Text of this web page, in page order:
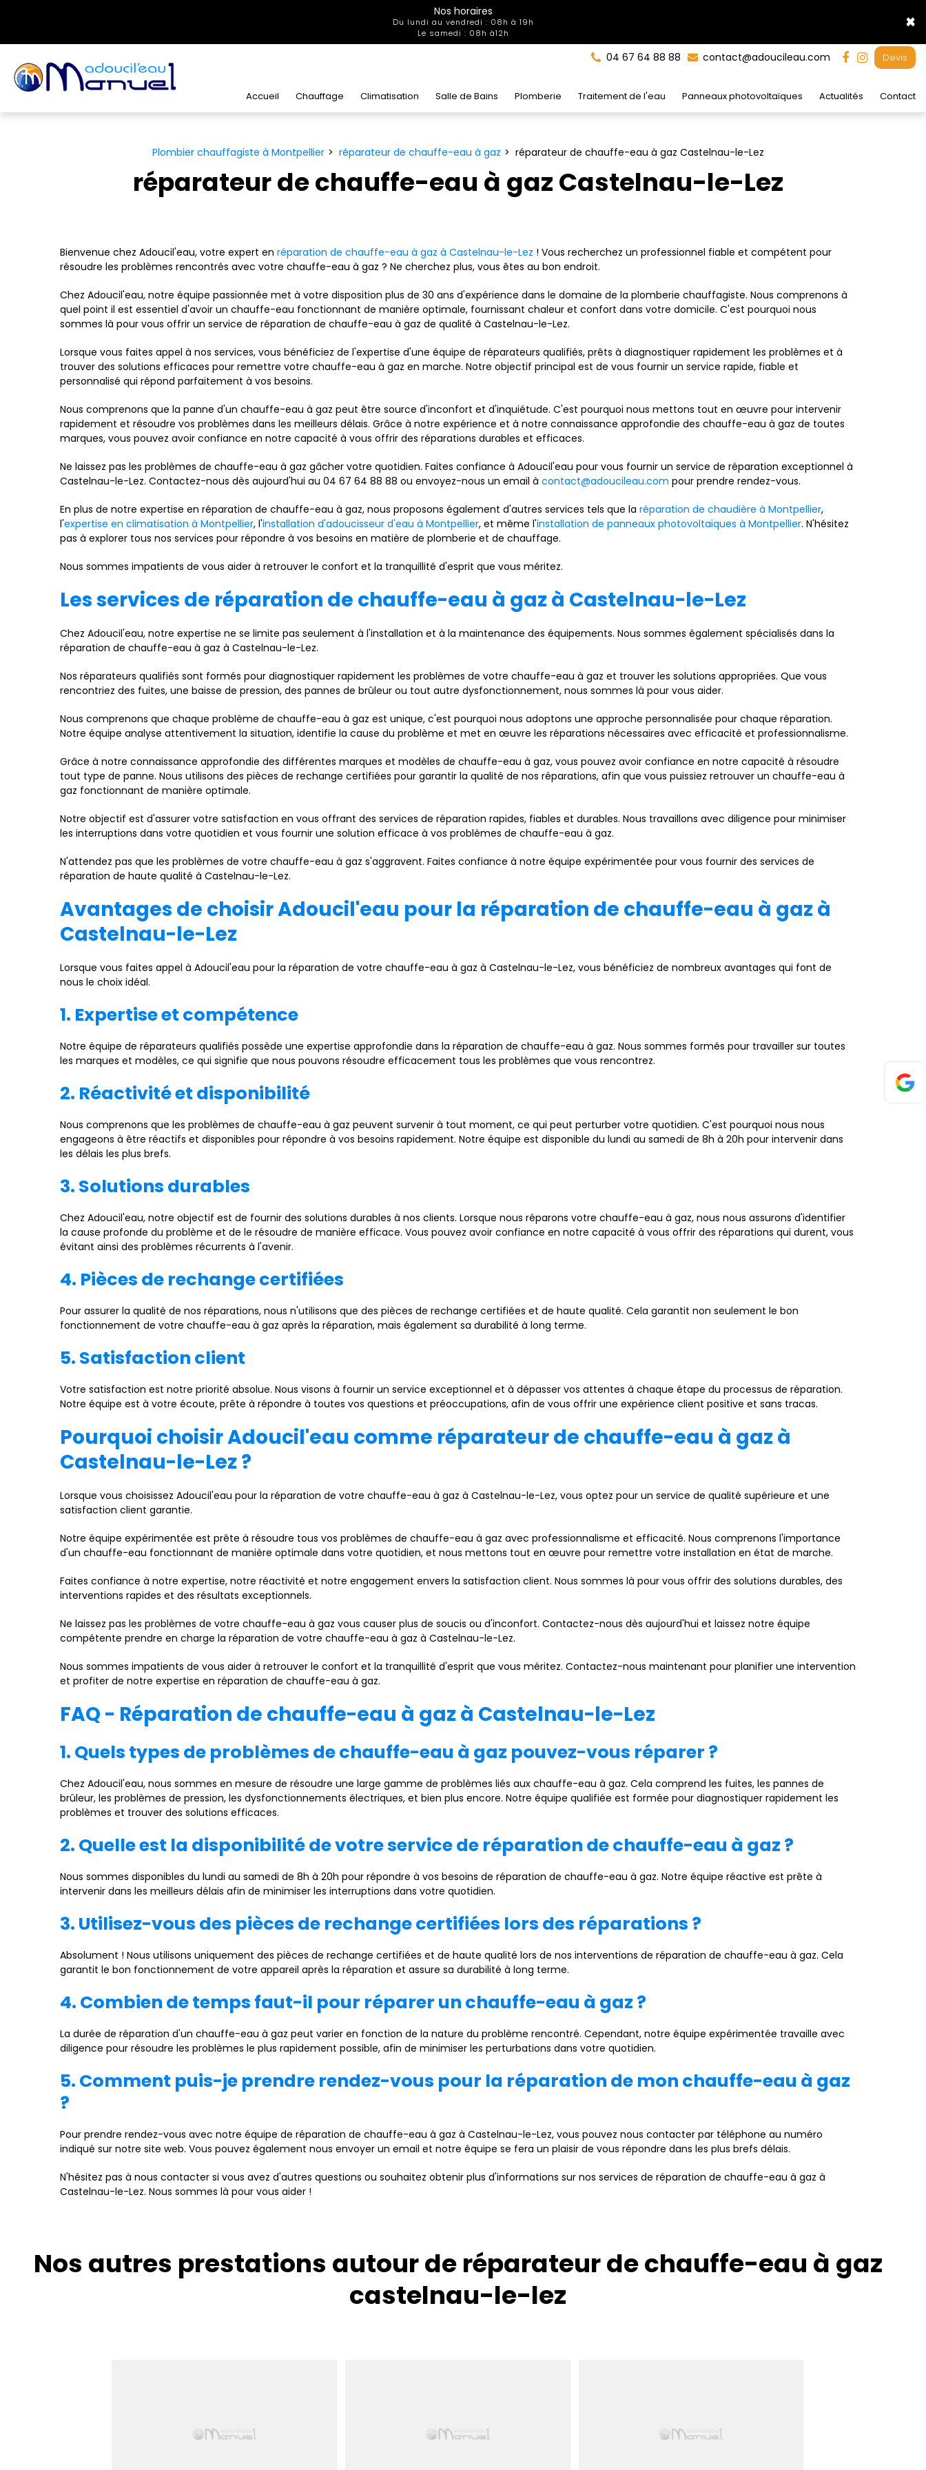
Nos horaires
Du lundi au vendredi : 08h à 19h
Le samedi : 08h à12h
×
04 67 64 88 88 contact@adoucileau.com Devis
Accueil Chauffage Climatisation Salle de Bains Plomberie Traitement de l'eau Panneaux photovoltaïques Actualités Contact
Plombier chauffagiste à Montpellier réparateur de chauffe-eau à gaz réparateur de chauffe-eau à gaz Castelnau-le-Lez
réparateur de chauffe-eau à gaz Castelnau-le-Lez
Bienvenue chez Adoucil'eau, votre expert en réparation de chauffe-eau à gaz à Castelnau-le-Lez ! Vous recherchez un professionnel fiable et compétent pour
résoudre les problèmes rencontrés avec votre chauffe-eau à gaz ? Ne cherchez plus, vous êtes au bon endroit.
Chez Adoucil'eau, notre équipe passionnée met à votre disposition plus de 30 ans d'expérience dans le domaine de la plomberie chauffagiste. Nous comprenons à
quel point il est essentiel d'avoir un chauffe-eau fonctionnant de manière optimale, fournissant chaleur et confort dans votre domicile. C'est pourquoi nous
sommes là pour vous offrir un service de réparation de chauffe-eau à gaz de qualité à Castelnau-le-Lez.
Lorsque vous faites appel à nos services, vous bénéficiez de l'expertise d'une équipe de réparateurs qualifiés, prêts à diagnostiquer rapidement les problèmes et à
trouver des solutions efficaces pour remettre votre chauffe-eau à gaz en marche. Notre objectif principal est de vous fournir un service rapide, fiable et
personnalisé qui répond parfaitement à vos besoins.
Nous comprenons que la panne d'un chauffe-eau à gaz peut être source d'inconfort et d'inquiétude. C'est pourquoi nous mettons tout en œuvre pour intervenir
rapidement et résoudre vos problèmes dans les meilleurs délais. Grâce à notre expérience et à notre connaissance approfondie des chauffe-eau à gaz de toutes
marques, vous pouvez avoir confiance en notre capacité à vous offrir des réparations durables et efficaces.
Ne laissez pas les problèmes de chauffe-eau à gaz gâcher votre quotidien. Faites confiance à Adoucil'eau pour vous fournir un service de réparation exceptionnel à
Castelnau-le-Lez. Contactez-nous dès aujourd'hui au 04 67 64 88 88 ou envoyez-nous un email à contact@adoucileau.com pour prendre rendez-vous.
En plus de notre expertise en réparation de chauffe-eau à gaz, nous proposons également d'autres services tels que la réparation de chaudière à Montpellier,
l'expertise en climatisation à Montpellier, l'installation d'adoucisseur d'eau à Montpellier, et même l'installation de panneaux photovoltaïques à Montpellier. N'hésitez
pas à explorer tous nos services pour répondre à vos besoins en matière de plomberie et de chauffage.
Nous sommes impatients de vous aider à retrouver le confort et la tranquillité d'esprit que vous méritez.
Les services de réparation de chauffe-eau à gaz à Castelnau-le-Lez
Chez Adoucil'eau, notre expertise ne se limite pas seulement à l'installation et à la maintenance des équipements. Nous sommes également spécialisés dans la
réparation de chauffe-eau à gaz à Castelnau-le-Lez.
Nos réparateurs qualifiés sont formés pour diagnostiquer rapidement les problèmes de votre chauffe-eau à gaz et trouver les solutions appropriées. Que vous
rencontriez des fuites, une baisse de pression, des pannes de brûleur ou tout autre dysfonctionnement, nous sommes là pour vous aider.
Nous comprenons que chaque problème de chauffe-eau à gaz est unique, c'est pourquoi nous adoptons une approche personnalisée pour chaque réparation.
Notre équipe analyse attentivement la situation, identifie la cause du problème et met en œuvre les réparations nécessaires avec efficacité et professionnalisme.
Grâce à notre connaissance approfondie des différentes marques et modèles de chauffe-eau à gaz, vous pouvez avoir confiance en notre capacité à résoudre
tout type de panne. Nous utilisons des pièces de rechange certifiées pour garantir la qualité de nos réparations, afin que vous puissiez retrouver un chauffe-eau à
gaz fonctionnant de manière optimale.
Notre objectif est d'assurer votre satisfaction en vous offrant des services de réparation rapides, fiables et durables. Nous travaillons avec diligence pour minimiser
les interruptions dans votre quotidien et vous fournir une solution efficace à vos problèmes de chauffe-eau à gaz.
N'attendez pas que les problèmes de votre chauffe-eau à gaz s'aggravent. Faites confiance à notre équipe expérimentée pour vous fournir des services de
réparation de haute qualité à Castelnau-le-Lez.
Avantages de choisir Adoucil'eau pour la réparation de chauffe-eau à gaz à
Castelnau-le-Lez
Lorsque vous faites appel à Adoucil'eau pour la réparation de votre chauffe-eau à gaz à Castelnau-le-Lez, vous bénéficiez de nombreux avantages qui font de
nous le choix idéal.
1. Expertise et compétence
Notre équipe de réparateurs qualifiés possède une expertise approfondie dans la réparation de chauffe-eau à gaz. Nous sommes formés pour travailler sur toutes
les marques et modèles, ce qui signifie que nous pouvons résoudre efficacement tous les problèmes que vous rencontrez.
2. Réactivité et disponibilité
Nous comprenons que les problèmes de chauffe-eau à gaz peuvent survenir à tout moment, ce qui peut perturber votre quotidien. C'est pourquoi nous nous
engageons à être réactifs et disponibles pour répondre à vos besoins rapidement. Notre équipe est disponible du lundi au samedi de 8h à 20h pour intervenir dans
les délais les plus brefs.
3. Solutions durables
Chez Adoucil'eau, notre objectif est de fournir des solutions durables à nos clients. Lorsque nous réparons votre chauffe-eau à gaz, nous nous assurons d'identifier
la cause profonde du problème et de le résoudre de manière efficace. Vous pouvez avoir confiance en notre capacité à vous offrir des réparations qui durent, vous
évitant ainsi des problèmes récurrents à l'avenir.
4. Pièces de rechange certifiées
Pour assurer la qualité de nos réparations, nous n'utilisons que des pièces de rechange certifiées et de haute qualité. Cela garantit non seulement le bon
fonctionnement de votre chauffe-eau à gaz après la réparation, mais également sa durabilité à long terme.
5. Satisfaction client
Votre satisfaction est notre priorité absolue. Nous visons à fournir un service exceptionnel et à dépasser vos attentes à chaque étape du processus de réparation.
Notre équipe est à votre écoute, prête à répondre à toutes vos questions et préoccupations, afin de vous offrir une expérience client positive et sans tracas.
Pourquoi choisir Adoucil'eau comme réparateur de chauffe-eau à gaz à
Castelnau-le-Lez ?
Lorsque vous choisissez Adoucil'eau pour la réparation de votre chauffe-eau à gaz à Castelnau-le-Lez, vous optez pour un service de qualité supérieure et une
satisfaction client garantie.
Notre équipe expérimentée est prête à résoudre tous vos problèmes de chauffe-eau à gaz avec professionnalisme et efficacité. Nous comprenons l'importance
d'un chauffe-eau fonctionnant de manière optimale dans votre quotidien, et nous mettons tout en œuvre pour remettre votre installation en état de marche.
Faites confiance à notre expertise, notre réactivité et notre engagement envers la satisfaction client. Nous sommes là pour vous offrir des solutions durables, des
interventions rapides et des résultats exceptionnels.
Ne laissez pas les problèmes de votre chauffe-eau à gaz vous causer plus de soucis ou d'inconfort. Contactez-nous dès aujourd'hui et laissez notre équipe
compétente prendre en charge la réparation de votre chauffe-eau à gaz à Castelnau-le-Lez.
Nous sommes impatients de vous aider à retrouver le confort et la tranquillité d'esprit que vous méritez. Contactez-nous maintenant pour planifier une intervention
et profiter de notre expertise en réparation de chauffe-eau à gaz.
FAQ - Réparation de chauffe-eau à gaz à Castelnau-le-Lez
1. Quels types de problèmes de chauffe-eau à gaz pouvez-vous réparer ?
Chez Adoucil'eau, nous sommes en mesure de résoudre une large gamme de problèmes liés aux chauffe-eau à gaz. Cela comprend les fuites, les pannes de
brûleur, les problèmes de pression, les dysfonctionnements électriques, et bien plus encore. Notre équipe qualifiée est formée pour diagnostiquer rapidement les
problèmes et trouver des solutions efficaces.
2. Quelle est la disponibilité de votre service de réparation de chauffe-eau à gaz ?
Nous sommes disponibles du lundi au samedi de 8h à 20h pour répondre à vos besoins de réparation de chauffe-eau à gaz. Notre équipe réactive est prête à
intervenir dans les meilleurs délais afin de minimiser les interruptions dans votre quotidien.
3. Utilisez-vous des pièces de rechange certifiées lors des réparations ?
Absolument ! Nous utilisons uniquement des pièces de rechange certifiées et de haute qualité lors de nos interventions de réparation de chauffe-eau à gaz. Cela
garantit le bon fonctionnement de votre appareil après la réparation et assure sa durabilité à long terme.
4. Combien de temps faut-il pour réparer un chauffe-eau à gaz ?
La durée de réparation d'un chauffe-eau à gaz peut varier en fonction de la nature du problème rencontré. Cependant, notre équipe expérimentée travaille avec
diligence pour résoudre les problèmes le plus rapidement possible, afin de minimiser les perturbations dans votre quotidien.
5. Comment puis-je prendre rendez-vous pour la réparation de mon chauffe-eau à gaz
?
Pour prendre rendez-vous avec notre équipe de réparation de chauffe-eau à gaz à Castelnau-le-Lez, vous pouvez nous contacter par téléphone au numéro
indiqué sur notre site web. Vous pouvez également nous envoyer un email et notre équipe se fera un plaisir de vous répondre dans les plus brefs délais.
N'hésitez pas à nous contacter si vous avez d'autres questions ou souhaitez obtenir plus d'informations sur nos services de réparation de chauffe-eau à gaz à
Castelnau-le-Lez. Nous sommes là pour vous aider !
Nos autres prestations autour de réparateur de chauffe-eau à gaz
castelnau-le-lez